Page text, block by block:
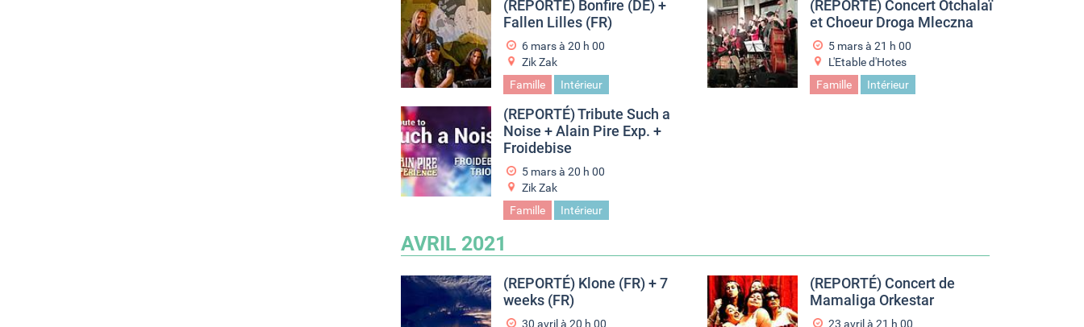
(REPORTÉ) Bonfire (DE) +
Fallen Lilles (FR)
6 mars à 20 h 00
Zik Zak
Famille
Intérieur
(REPORTÉ) Concert Otchalaï
et Choeur Droga Mleczna
5 mars à 21 h 00
L'Etable d'Hotes
Famille
Intérieur
(REPORTÉ) Tribute Such a
Noise + Alain Pire Exp. +
Froidebise
5 mars à 20 h 00
Zik Zak
Famille
Intérieur
AVRIL 2021
(REPORTÉ) Klone (FR) + 7
weeks (FR)
30 avril à 20 h 00
(REPORTÉ) Concert de
Mamaliga Orkestar
23 avril à 21 h 00